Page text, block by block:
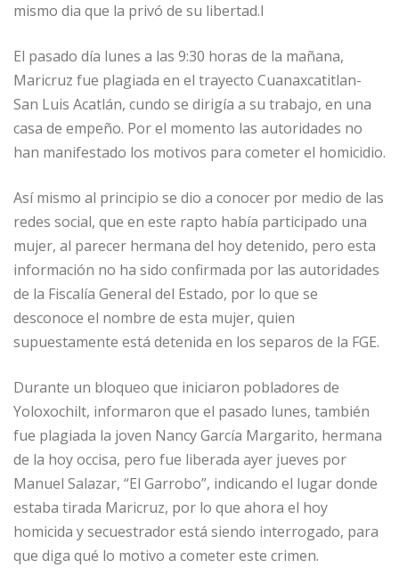
mismo dia que la privó de su libertad.l
El pasado día lunes a las 9:30 horas de la mañana,
Maricruz fue plagiada en el trayecto Cuanaxcatitlan-
San Luis Acatlán, cundo se dirigía a su trabajo, en una
casa de empeño. Por el momento las autoridades no
han manifestado los motivos para cometer el homicidio.
Así mismo al principio se dio a conocer por medio de las
redes social, que en este rapto había participado una
mujer, al parecer hermana del hoy detenido, pero esta
información no ha sido confirmada por las autoridades
de la Fiscalía General del Estado, por lo que se
desconoce el nombre de esta mujer, quien
supuestamente está detenida en los separos de la FGE.
Durante un bloqueo que iniciaron pobladores de
Yoloxochilt, informaron que el pasado lunes, también
fue plagiada la joven Nancy García Margarito, hermana
de la hoy occisa, pero fue liberada ayer jueves por
Manuel Salazar, “El Garrobo”, indicando el lugar donde
estaba tirada Maricruz, por lo que ahora el hoy
homicida y secuestrador está siendo interrogado, para
que diga qué lo motivo a cometer este crimen.